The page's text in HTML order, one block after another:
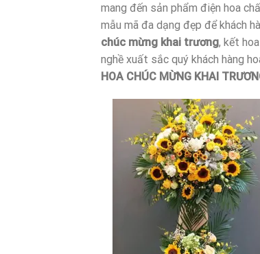
mang đến sản phẩm điện hoa
mẫu mã đa dạng đẹp để khách
chúc mừng khai trương, kết
nghề xuất sắc quý khách hàng
HOA CHÚC MỪNG KHAI